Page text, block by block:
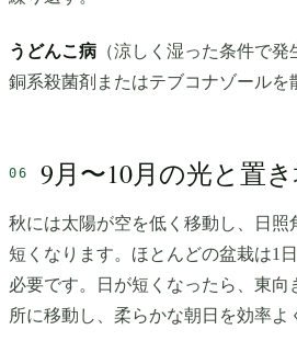
うどんこ病 （涼しく湿った条件で発
銅系殺菌剤またはテブコナゾールを
9月〜10月の光と置
秋には太陽が空を低く移動し、日照
短くなります。ほとんどの盆栽は1
必要です。日が短くなったら、東
所に移動し、柔らかな朝日を効率よ